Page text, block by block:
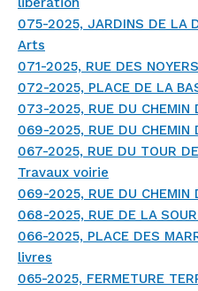
075-2025, JARDINS DE LA
Arts
071-2025, RUE DES
072-2025, PLACE DE LA
073-2025, RUE DU
069-2025, RUE DU
067-2025, RUE DU TOUR
Travaux voirie
069-2025, RUE DU
068-2025, RUE DE LA
066-2025, PLACE DES
livres
065-2025, FERMETURE